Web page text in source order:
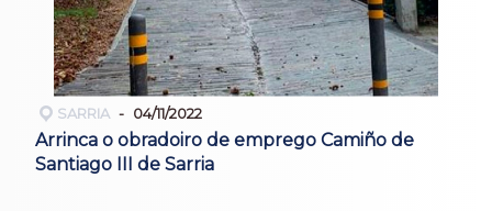
SARRIA 04/11/2022
Arrinca o obradoiro de emprego Camiño de
Santiago III de Sarria